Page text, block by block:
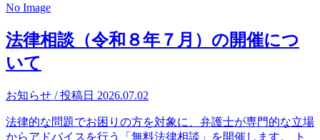
No Image
法律相談（令和８年７月）の開催につ
いて
お知らせ / 投稿日 2026.07.02
法律的な問題でお困りの方を対象に、弁護士が専門的な立場
からアドバイスを行う「無料法律相談」を開催します。 ト